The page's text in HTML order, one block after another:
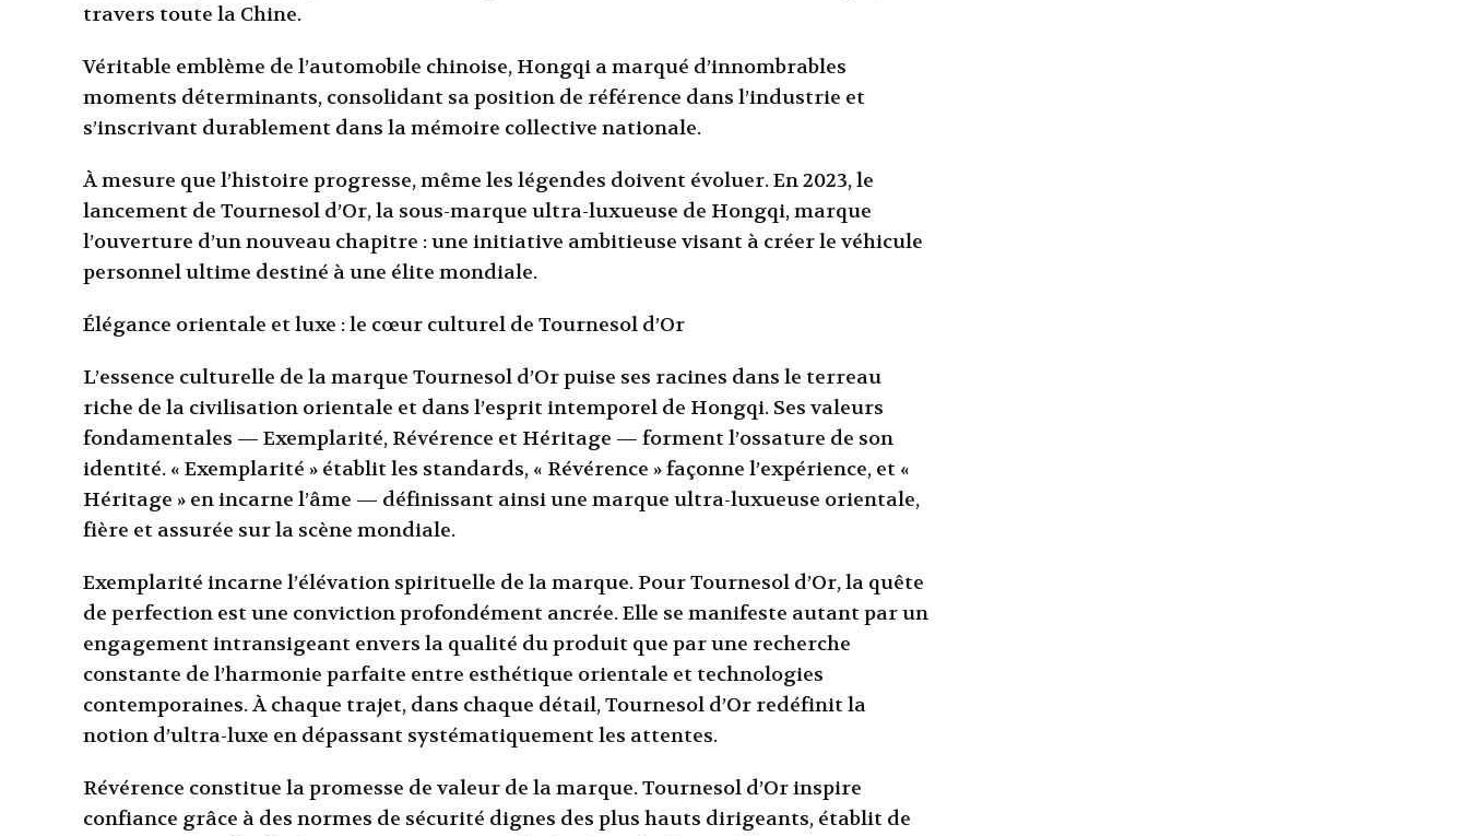
travers toute la Chine.
Véritable emblème de l’automobile chinoise, Hongqi a marqué d’innombrables
moments déterminants, consolidant sa position de référence dans l’industrie et
s’inscrivant durablement dans la mémoire collective nationale.
À mesure que l’histoire progresse, même les légendes doivent évoluer. En 2023, le
lancement de Tournesol d’Or, la sous-marque ultra-luxueuse de Hongqi, marque
l’ouverture d’un nouveau chapitre : une initiative ambitieuse visant à créer le véhicule
personnel ultime destiné à une élite mondiale.
Élégance orientale et luxe : le cœur culturel de Tournesol d’Or
L’essence culturelle de la marque Tournesol d’Or puise ses racines dans le terreau
riche de la civilisation orientale et dans l’esprit intemporel de Hongqi. Ses valeurs
fondamentales — Exemplarité, Révérence et Héritage — forment l’ossature de son
identité. « Exemplarité » établit les standards, « Révérence » façonne l’expérience, et «
Héritage » en incarne l’âme — définissant ainsi une marque ultra-luxueuse orientale,
fière et assurée sur la scène mondiale.
Exemplarité incarne l’élévation spirituelle de la marque. Pour Tournesol d’Or, la quête
de perfection est une conviction profondément ancrée. Elle se manifeste autant par un
engagement intransigeant envers la qualité du produit que par une recherche
constante de l’harmonie parfaite entre esthétique orientale et technologies
contemporaines. À chaque trajet, dans chaque détail, Tournesol d’Or redéfinit la
notion d’ultra-luxe en dépassant systématiquement les attentes.
Révérence constitue la promesse de valeur de la marque. Tournesol d’Or inspire
confiance grâce à des normes de sécurité dignes des plus hauts dirigeants, établit de